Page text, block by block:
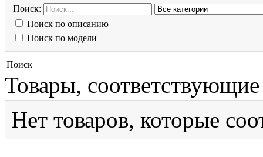
Поиск:
Поиск по описанию
Поиск по модели
Поиск
Товары,
Нет товаров, которые